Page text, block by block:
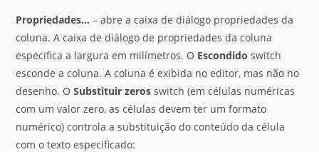
Propriedades… – abre a caixa de diálogo propriedades da
coluna. A caixa de diálogo de propriedades da coluna
especifica a largura em milímetros. O Escondido switch
esconde a coluna. A coluna é exibida no editor, mas não no
desenho. OSubstituir zeros switch (em células numéricas
com um valor zero, as células devem ter um formato
numérico) controla a substituição do conteúdo da célula
com o texto especificado: